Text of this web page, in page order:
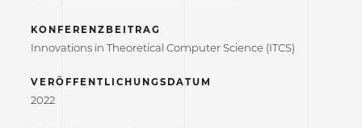
KONFERENZBEITRAG
Innovations in Theoretical Computer Science (ITCS)
VERÖFFENTLICHUNGSDATUM
2022